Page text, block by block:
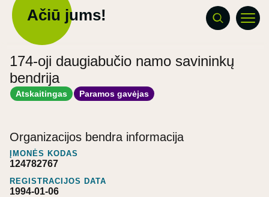
Ačiū jums!
174-oji daugiabučio namo savininkų
bendrija
Atskaitingas Paramos gavėjas
Organizacijos bendra informacija
ĮMONĖS KODAS
124782767
REGISTRACIJOS DATA
1994-01-06